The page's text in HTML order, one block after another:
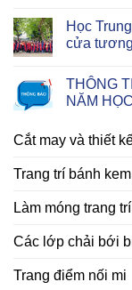
Học
cửa
THÔNG
NĂM
Cắt may và thiết
Trang trí bánh kem
Làm móng trang
Các lớp chải bới
Trang điểm nối mi